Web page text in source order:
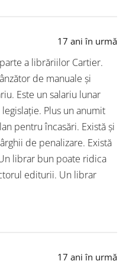
17 ani în urmă
a librăriilor Cartier.
de manuale și
Este un salariu lunar
Plus un anumit
pentru încasări. Există și
de penalizare. Există
librar bun poate ridica
editurii. Un librar
17 ani în urmă